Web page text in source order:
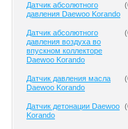
Датчик абсолютного
давления Daewoo Korando
(
Датчик абсолютного
давления воздуха во
впускном коллекторе
Daewoo Korando
(
Датчик давления масла
Daewoo Korando
(
Датчик детонации Daewoo
Korando
(